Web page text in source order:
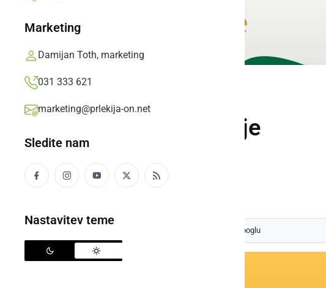
Marketing
Damijan Toth, marketing
031 333 621
marketing@prlekija-on.net
Sledite nam
Nastavitev teme
Jesenski test hoje
Jesenski test hoje
Damjan Bogdan, torek, 7. oktober 2008 ob 19:33
kot svoj prednostni vir na Googlu